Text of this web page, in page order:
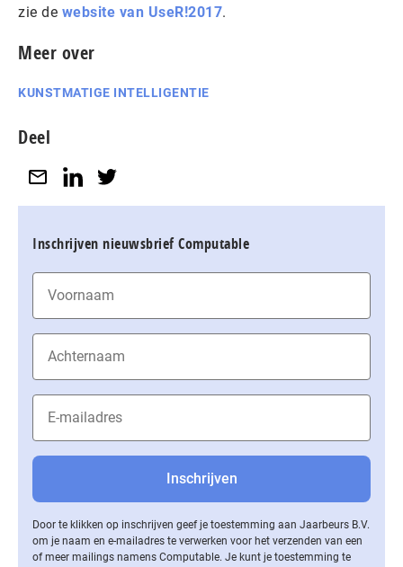
zie de website van UseR!2017.
Meer over
KUNSTMATIGE INTELLIGENTIE
Deel
Inschrijven nieuwsbrief Computable
Door te klikken op inschrijven geef je toestemming aan Jaarbeurs B.V.
om je naam en e-mailadres te verwerken voor het verzenden van een
of meer mailings namens Computable. Je kunt je toestemming te